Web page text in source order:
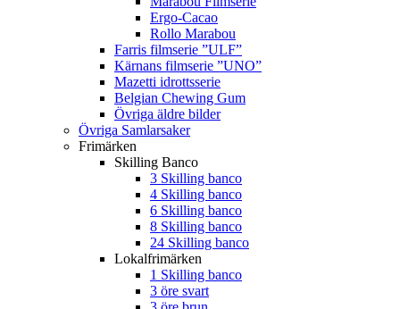
Ergo-Cacao
Rollo Marabou
Farris filmserie ”ULF”
Kärnans filmserie ”UNO”
Mazetti idrottsserie
Belgian Chewing Gum
Övriga äldre bilder
Övriga Samlarsaker
Frimärken
Skilling Banco
3 Skilling banco
4 Skilling banco
6 Skilling banco
8 Skilling banco
24 Skilling banco
Lokalfrimärken
1 Skilling banco
3 öre svart